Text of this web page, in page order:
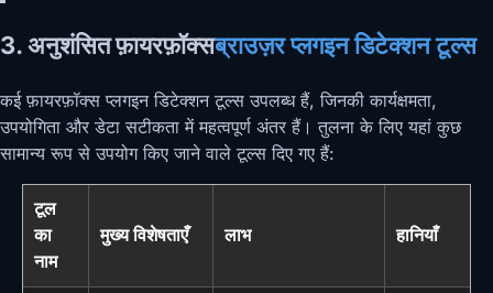
3. अनुशंसित फ़ायरफ़ॉक्सब्राउज़र प्लगइन डिटेक्शन टूल्स
कई फ़ायरफ़ॉक्स प्लगइन डिटेक्शन टूल्स उपलब्ध हैं, जिनकी कार्यक्षमता,
उपयोगिता और डेटा सटीकता में महत्वपूर्ण अंतर हैं। तुलना के लिए यहां कुछ
सामान्य रूप से उपयोग किए जाने वाले टूल्स दिए गए हैं:
टूल
का
नाम
मुख्य विशेषताएँ लाभ हानियाँ